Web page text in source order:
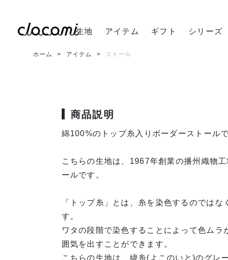
生地 アイテム ギフト シリーズ
ホーム アイテム ストール
商品説明
綿100%のトップ糸入りボーダーストールで
こちらの生地は、1967年創業の播州織物
ールです。
「トップ糸」とは、糸を染色するのでは
す。
ワタの段階で染色することによって色ムラ
囲気を出すことができます。
こちらの生地は、緯糸(よこのいと)のグレ